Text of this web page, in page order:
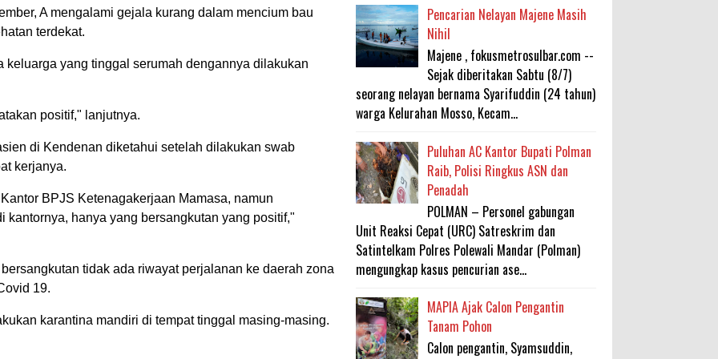
A mengalami gejala kurang dalam mencium bau
terdekat.
keluarga yang tinggal serumah dengannya dilakukan
positif," lanjutnya.
di Kendenan diketahui setelah dilakukan swab
kerjanya.
BPJS Ketenagakerjaan Mamasa, namun
hanya yang bersangkutan yang positif,"
tidak ada riwayat perjalanan ke daerah zona
19.
karantina mandiri di tempat tinggal masing-masing.
Pencarian Nelayan Majene Masih
Nihil
Majene , fokusmetrosulbar.com --
Sejak diberitakan Sabtu (8/7)
seorang nelayan bernama Syarifuddin (24 tahun)
warga Kelurahan Mosso, Kecam...
Puluhan AC Kantor Bupati Polman
Raib, Polisi Ringkus ASN dan
Penadah
POLMAN – Personel gabungan
Unit Reaksi Cepat (URC) Satreskrim dan
Satintelkam Polres Polewali Mandar (Polman)
mengungkap kasus pencurian ase...
MAPIA Ajak Calon Pengantin
Tanam Pohon
Calon pengantin, Syamsuddin,